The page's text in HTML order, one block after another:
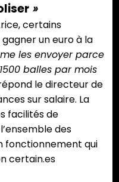
(Photo
JSG)
»
certains
un euro à la
les envoyer parce
balles par mois
le directeur de
sur salaire. La
facilités de
des
fonctionnement qui
certain.es